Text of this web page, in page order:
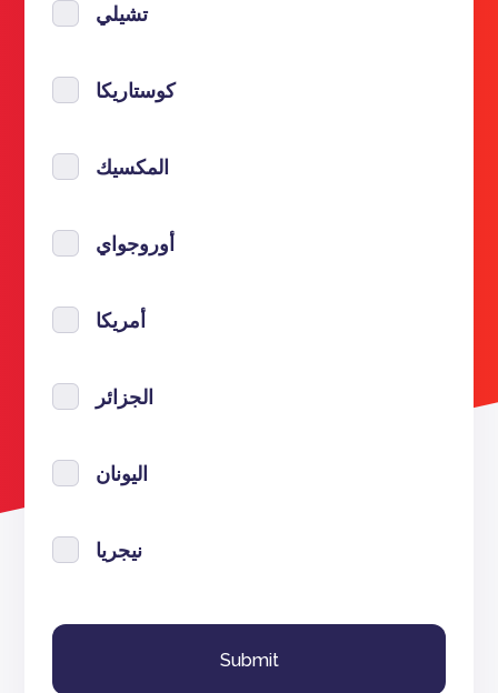
تشيلي
كوستاريكا
المكسيك
أوروجواي
أمريكا
الجزائر
اليونان
نيجريا